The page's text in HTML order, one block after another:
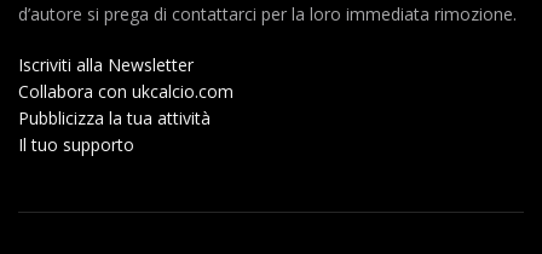
d’autore si prega di contattarci per la loro immediata rimozione.
Iscriviti alla Newsletter
Collabora con ukcalcio.com
Pubblicizza la tua attività
Il tuo supporto